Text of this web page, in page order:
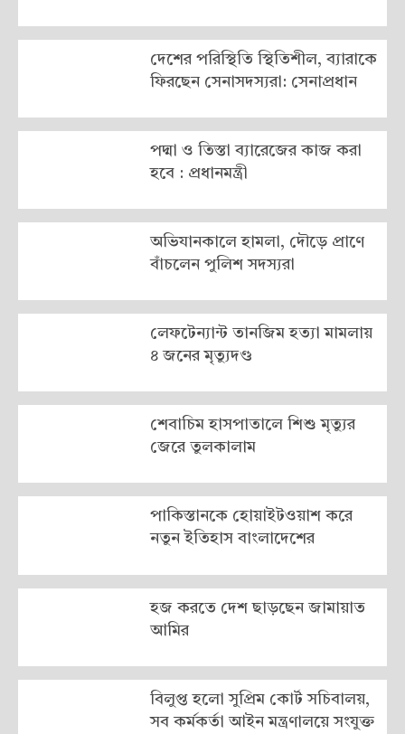
দেশের পরিস্থিতি স্থিতিশীল, ব্যারাকে
ফিরছেন সেনাসদস্যরা: সেনাপ্রধান
পদ্মা ও তিস্তা ব্যারেজের কাজ করা
হবে : প্রধানমন্ত্রী
অভিযানকালে হামলা, দৌড়ে প্রাণে
বাঁচলেন পুলিশ সদস্যরা
লেফটেন্যান্ট তানজিম হত্যা মামলায়
৪ জনের মৃত্যুদণ্ড
শেবাচিম হাসপাতালে শিশু মৃত্যুর
জেরে তুলকালাম
পাকিস্তানকে হোয়াইটওয়াশ করে
নতুন ইতিহাস বাংলাদেশের
হজ করতে দেশ ছাড়ছেন জামায়াত
আমির
বিলুপ্ত হলো সুপ্রিম কোর্ট সচিবালয়,
সব কর্মকর্তা আইন মন্ত্রণালয়ে সংযুক্ত